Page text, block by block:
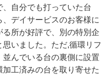
自分でも打っていた台
デイサービスのお客様に
所が好評で、別の特別企
いました。ただ,循環リフ
んでいる台の裏側に設置
工済みの台を取り寄せた